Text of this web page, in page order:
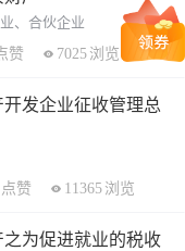
、合伙企业
赞 7025 浏览
发企业征收管理总
点赞 11365 浏览
为促进就业的税收